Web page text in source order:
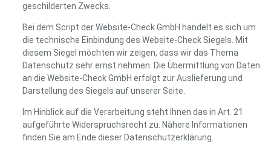
geschilderten Zwecks.
Bei dem Script der Website-Check GmbH handelt es sich um
die technische Einbindung des Website-Check Siegels. Mit
diesem Siegel möchten wir zeigen, dass wir das Thema
Datenschutz sehr ernst nehmen. Die Übermittlung von Daten
an die Website-Check GmbH erfolgt zur Auslieferung und
Darstellung des Siegels auf unserer Seite.
Im Hinblick auf die Verarbeitung steht Ihnen das in Art. 21
aufgeführte Widerspruchsrecht zu. Nähere Informationen
finden Sie am Ende dieser Datenschutzerklärung.